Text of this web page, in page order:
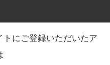
トにご登録いただいたア